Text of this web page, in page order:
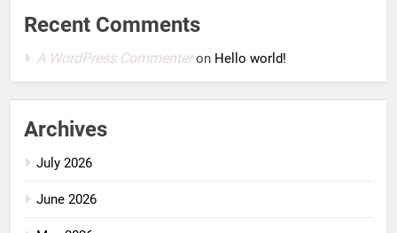
Recent Comments
A WordPress Commenteron Hello world!
Archives
July 2026
June 2026